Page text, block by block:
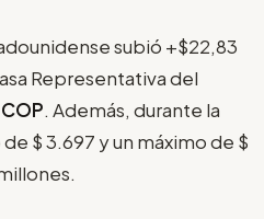
subió +$22,83
Representativa del
. Además, durante la
$ 3.697 y un máximo de $